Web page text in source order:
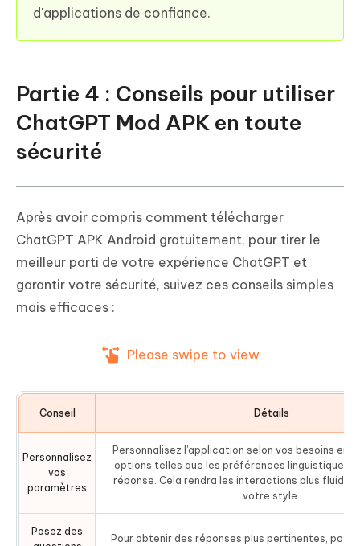
d'applications de confiance.
Partie 4 : Conseils pour utiliser
ChatGPT Mod APK en toute
sécurité
Après avoir compris comment télécharger
ChatGPT APK Android gratuitement, pour tirer le
meilleur parti de votre expérience ChatGPT et
garantir votre sécurité, suivez ces conseils simples
mais efficaces :
Please swipe to view
Conseil Détails
Personnalisez
vos
paramètres
Personnalisez l'application selon vos besoins en
options telles que les préférences linguistiques
réponse. Cela rendra les interactions plus
votre style.
Posez des
Pour obtenir des réponses plus pertinentes,